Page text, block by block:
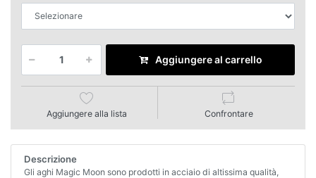
Aggiungere al carrello
Aggiungere alla lista Confrontare
Descrizione
Gli aghi Magic Moon sono prodotti in acciaio di altissima qualità,